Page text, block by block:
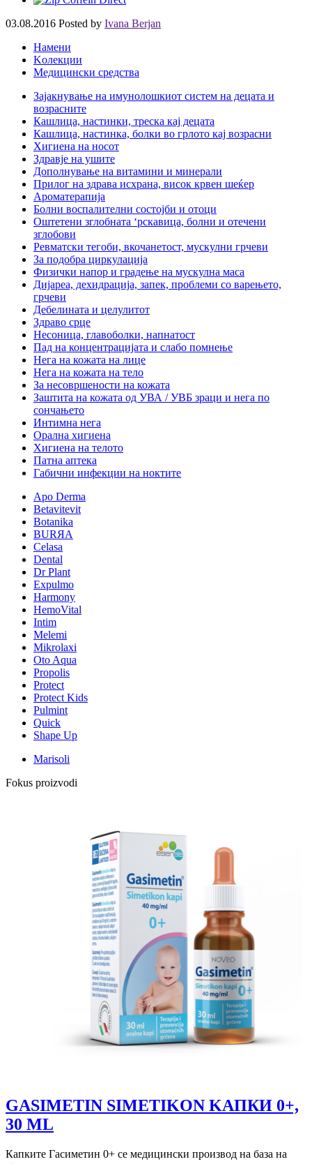
03.08.2016 Posted by Ivana Berjan
Намени
Kолекции
Медицински средства
Зајакнување на имунолошкиот систем на децата и
возрасните
Кашлица, настинки, треска кај децата
Кашлица, настинка, болки во грлото кај возрасни
Хигиена на носот
Здравје на ушите
Дополнување на витамини и минерали
Прилог на здрава исхрана, висок крвен шеќер
Ароматерапија
Болни воспалителни состојби и отоци
Оштетени зглобната ‘рскавица, болни и отечени
зглобови
Ревматски тегоби, вкочанетост, мускулни грчеви
За подобра циркулација
Физички напор и градење на мускулна маса
Дијареа, дехидрација, запек, проблеми со варењето,
грчеви
Дебелината и целулитот
Здраво срце
Несоница, главоболки, напнатост
Пад на концентрацијата и слабо помнење
Нега на кожата на лице
Нега на кожата на тело
За несовршености на кожата
Заштита на кожата од УВА / УВБ зраци и нега по
сончањето
Интимна нега
Орална хигиена
Хигиена на телото
Патна аптека
Габични инфекции на ноктите
Apo Derma
Betavitevit
Botanika
BURЯA
Celasa
Dental
Dr Plant
Expulmo
Harmony
HemoVital
Intim
Melemi
Mikrolaxi
Oto Aqua
Propolis
Protect
Protect Kids
Pulmint
Quick
Shape Up
Marisoli
Fokus proizvodi
GASIMETIN SIMETIKON KAПКИ 0+,
30 ML
Капките Гасиметин 0+ се медицински производ на база на